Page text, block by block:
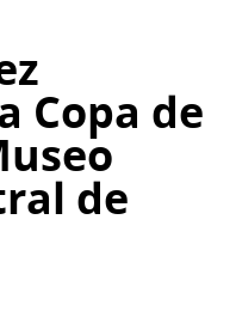
Copa de
de